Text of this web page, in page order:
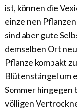
ist, können die
einzelnen
sind aber gute
demselben Ort
Pflanze kompakt
Blütenstängel um
Sommer hingegen
völligen